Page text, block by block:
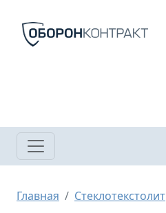
Строка навигации
Главная Стеклотекстолит